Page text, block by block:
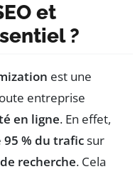
et
?
est une
entreprise
en ligne. En effet,
95 % du traficsur
recherche. Cela